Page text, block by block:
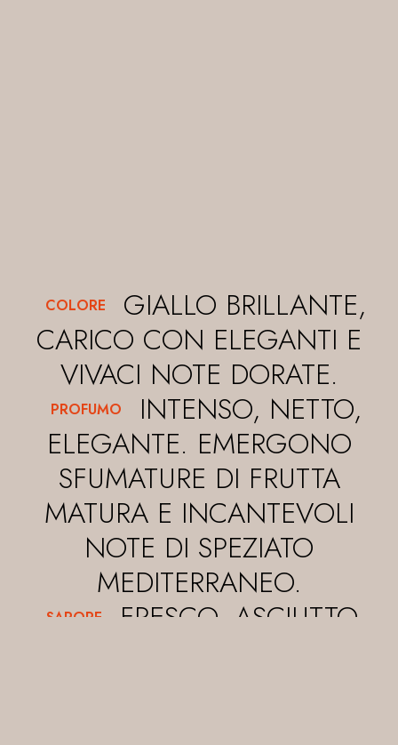
COLORE
GIALLO BRILLANTE,
CARICO CON ELEGANTI E
VIVACI NOTE DORATE.
PROFUMO
INTENSO, NETTO,
ELEGANTE. EMERGONO
SFUMATURE DI FRUTTA
MATURA E INCANTEVOLI
NOTE DI SPEZIATO
MEDITERRANEO.
SAPORE
FRESCO, ASCIUTTO,